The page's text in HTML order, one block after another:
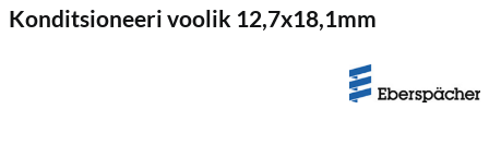
Konditsioneeri voolik 12,7x18,1mm